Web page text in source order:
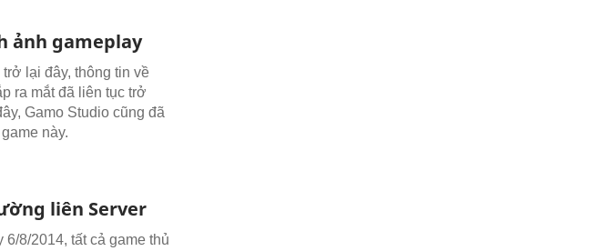
ảnh gameplay
lại đây, thông tin về
ra mắt đã liên tục trở
Gamo Studio cũng đã
này.
liên Server
8/2014, tất cả game thủ